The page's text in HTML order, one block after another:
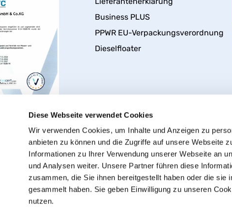
Diese Webseite verwendet Cookies
Wir verwenden Cookies, um Inhalte und Anzeigen zu
anbieten zu können und die Zugriffe auf unsere Webseite
Informationen zu Ihrer Verwendung unserer Webseite an
und Analysen weiter. Unsere Partner führen diese
zusammen, die Sie ihnen bereitgestellt haben oder die sie
gesammelt haben. Sie geben Einwilligung zu unseren
nutzen.
Business PLUS
PPWR EU-Verpackungsverordnung
Dieselfloater
Vertrag
© 2013 - 2026 HT
Herzlich willkommen bei PVC-Welt, dem Online Shop mit